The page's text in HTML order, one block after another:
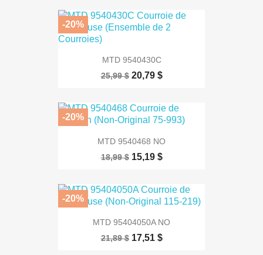
MTD 9540430C
25,99 $ 20,79 $
-20%
MTD 9540468 NO
18,99 $ 15,19 $
-20%
MTD 95404050A NO
21,89 $ 17,51 $
-20%